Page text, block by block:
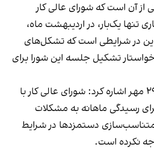
از آن است که شورای عالی کار
تنها یک‌بار، ‌در اردیبهشت ماه،
در شرایطی است که تشکل‌های
خواستار تشکیل جلسه این شورا برای
سایت خبرآنلاین سه‌شنبه ۲۹ مهر اشاره کرد: شورای عالی کار با
رسیدگی ماهانه به مشکلات
متناسب‌سازی دستمزد‌ها در شرایط
نکرده است.